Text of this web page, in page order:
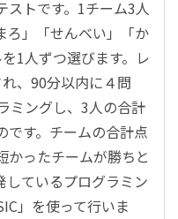
ストです。1チーム3人
ろ」「せんべい」「か
1人ずつ選びます。レ
、90分以内に４問
ミングし、3人の合計
です。チームの合計点
かったチームが勝ちと
しているプログラミン
」を使って行いま